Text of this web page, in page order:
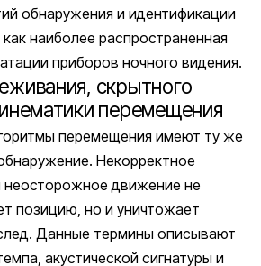
обнаружения и идентификации
наиболее распространенная
приборов ночного видения.
скрытного
перемещения
перемещения имеют ту же
Некорректное
движение не
позицию, но и уничтожает
Данные термины описывают
акустической сигнатуры и